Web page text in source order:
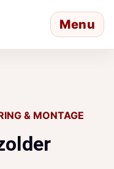
Menu
& MONTAGE